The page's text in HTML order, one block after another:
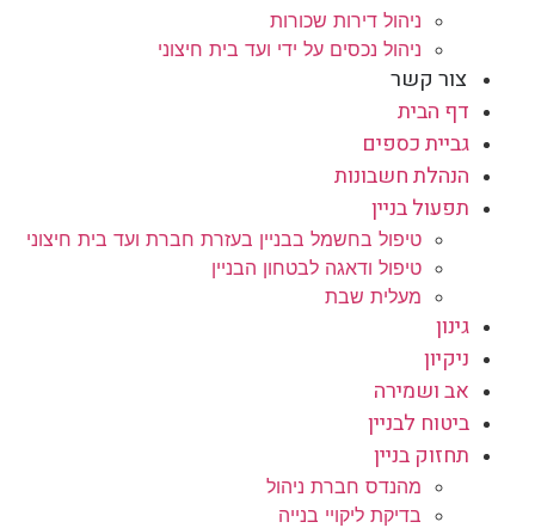
ניהול דירות שכורות
ניהול נכסים על ידי ועד בית חיצוני
צור קשר
דף הבית
גביית כספים
הנהלת חשבונות
תפעול בניין
טיפול בחשמל בבניין בעזרת חברת ועד בית חיצוני
טיפול ודאגה לבטחון הבניין
מעלית שבת
גינון
ניקיון
אב ושמירה
ביטוח לבניין
תחזוק בניין
מהנדס חברת ניהול
בדיקת ליקויי בנייה